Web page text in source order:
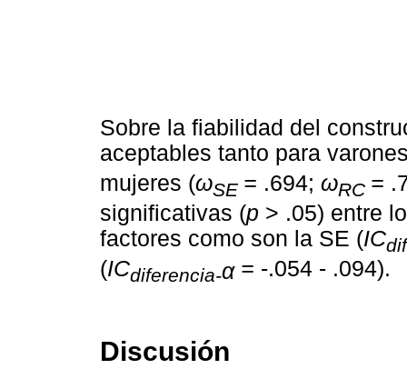
Sobre la fiabilidad del
aceptables tanto para
mujeres (ωSE = .694; ωRC =
significativas (p > .05) entre
factores como son la SE (IC
(ICdiferencia-α= -.054 - .094).
Discusión